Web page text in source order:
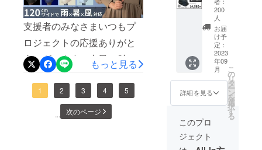
のためのワーカーズバッ
グ」は・最大25%OFF
6,410円割引き・単品プラン
は先着80名様の数量限定・
人気の「オプションセッ
ト」もご用意バッグのサイ
ズで悩める方、身軽に気軽
で、1,000名近い方にご愛用
頂いています。一方、
【A4/PC対応】QUICK
PACK 15sはリュックは大き
い、ショルダーでは小さい...
そんなニーズに応える15イ
ンチサイズのワーカーズ
支援者のみなさまいつもプ
ロジェクトの応援ありがと
うございます。本日12時よ
り雨×暑×風対応の120㎝ワ
イドな傘【NURASAN-
J27Ws】の第3弾限定販売が
もっと見る
1 2 3 4 5
... 次のページ
ます。
※皆様の
支援に
より量
産効率
が向上
した場
合、正
規販売
販売予
定価格
能性も
ござい
ます。
す。ご
了承く
ださ
い。 ※
ご注文
状況、
使用部
材の供
況、製
造工程
合等に
より出
荷時期
※ 送料
は全国
一律無
料 ※ 割
引率は
販売予
定価格
に送料
合計金
額に対
ので
す。 ※
デザイ
早割
14,980
円 (税
込,送料
販売予
定価
格：
18,000
円が
3,020円
割引の
14,980
円で購
200
人
お届
け予
定：
2023
年09
月
詳細を見る
こ
の
リ
タ
ー
ン
を
選
択
す
る
このプロ
ジェクト